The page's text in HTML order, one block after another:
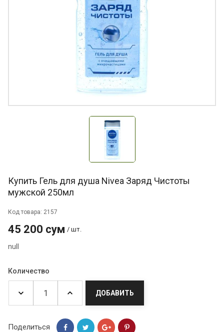
Купить Гель для душа Nivea Заряд Чистоты
мужской 250мл
Код товара: 2157
45 200 сум / шт.
null
Количество
ДОБАВИТЬ
Поделиться